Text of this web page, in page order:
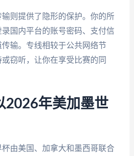
则提供了隐形的保护。你的所
国内平台的账号密码、支付信
输。专线相较于公共网络节
窃听，让你在享受比赛的同
2026年美加墨世
由美国、加拿大和墨西哥联合